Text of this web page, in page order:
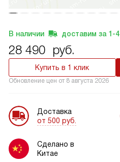
В наличии доставим за 1-4
28 490 руб.
Купить в 1 клик
Обновление цен от 8 августа 2026
Доставка
от 500 руб.
Сделано в
Китае